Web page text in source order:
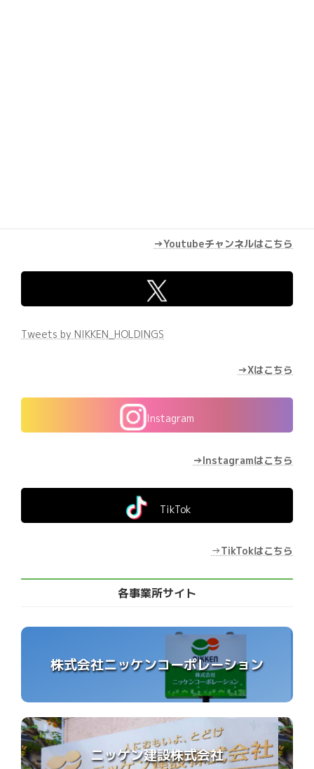
→Youtubeチャンネルはこちら
Tweets by NIKKEN_HOLDINGS
→Xはこちら
Instagram
→Instagramはこちら
TikTok
→TikTokはこちら
各事業所サイト
株式会社ニッケンコーポレーション
ニッケン建設株式会社